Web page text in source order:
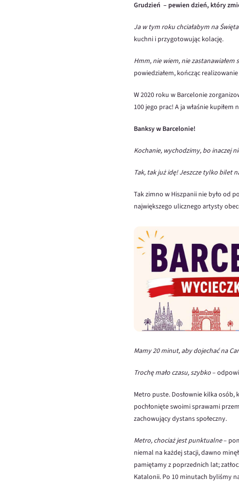
Grudzień – pewien dzień, który
Ja w tym roku chciałabym na Święta
kuchni i przygotowując kolację.
Hmm, nie wiem, nie zastanawiałem
powiedziałem, kończąc
W 2020 roku w Barcelonie
100 jego prac! A ja właśnie
Banksy w Barcelonie!
Kochanie, wychodzimy, bo inaczej
Tak, tak już idę! Jeszcze tylko bilet
Tak zimno w Hiszpanii nie było od
największego ulicznego artysty
Mamy 20 minut, aby dojechać na
Trochę mało czasu, szybko–
Metro puste. Dosłownie kilka osób,
pochłonięte swoimi sprawami
zachowujący dystans społeczny.
Metro, chociaż jest punktualne–
niemal na każdej stacji, dawno
pamiętamy z poprzednich lat;
Katalonii. Po 10 minutach byliśmy